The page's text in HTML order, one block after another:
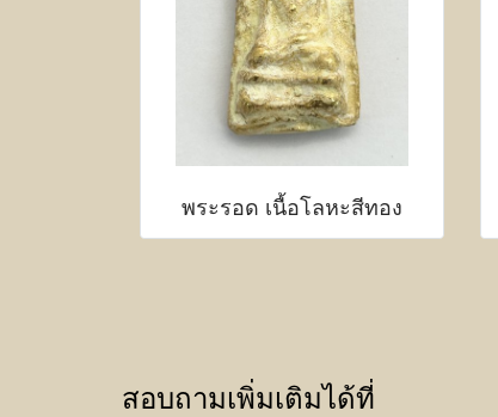
พระรอด เนื้อโลหะสีทอง
สอบถามเพิ่มเติมได้ที่